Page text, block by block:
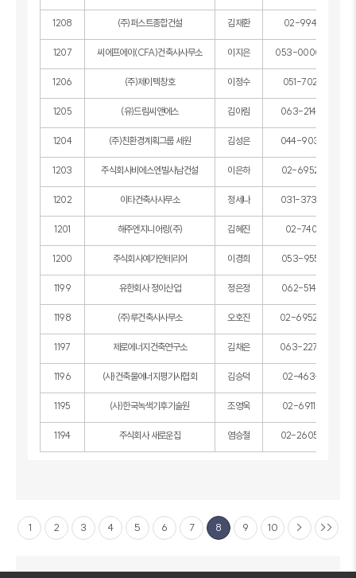
1208 (주)퍼스트종합건설 김재환 02-994-4001
1207 씨에프에이(CFA)건축사사무소 이지은 053-0000-0000
1206 (주)제이텍창호 이정수 051-702-1084
1205 (유)드림씨앤에스 김아림 063-214-4666
1204 (주)친환경계획그룹 세원 김성은 044-903-1903
1203 주식회사비에스엔빌사남건설 이은하 02-6952-7891
1202 이타건축사사무소 정세나 031-373-2834
1201 해주엔지니어링(주) 김혜진 02-740-1100
1200 주식회사예가인테리어 이경희 053-955-4321
1199 유한회사 정이산업 정은정 062-514-4004
1198 (주)루건축사사무소 오호진 02-6952-6550
1197 제로에너지건축연구소 김채은 063-227-3377
1196 (사)건축물에너지평가사협회 김승덕 02-463-4083
1195 (사)한국녹색기후기술원 조영욱 02-6911-4568
1194 주식회사 새로운집 염승철 02-2605-7770
1 2 3 4 5 6 7 8 9 10 > >>